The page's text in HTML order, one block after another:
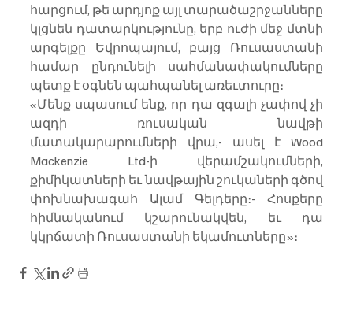
հարցում, թե արդյոք այլ տարածաշրջանները
կլցնեն դատարկությունը, երբ ուժի մեջ մտնի
արգելքը Եվրոպայում, բայց Ռուսաստանի
համար ընդունելի սահմանափակումները
պետք է օգնեն պահպանել առեւտուրը։
«Մենք սպասում ենք, որ դա զգալի չափով չի
ազդի ռուսական նավթի
մատակարարումների վրա,- ասել է Wood
Mackenzie Ltd-ի վերամշակումների,
քիմիկատների եւ նավթային շուկաների գծով
փոխնախագահ Ալամ Գելդերը։- Հոսքերը
հիմնականում կշարունակվեն, եւ դա
կկրճատի Ռուսաստանի եկամուտները»։